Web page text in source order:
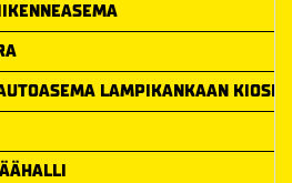
LAMPIKANKAAN KIOSKI